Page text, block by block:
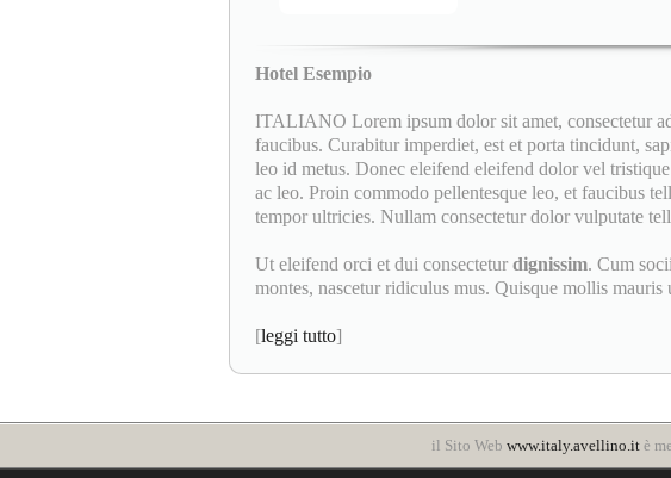
Hotel Esempio
ITALIANO Lorem ipsum dolor sit amet, consectetur
faucibus. Curabitur imperdiet, est et porta tincidunt,
leo id metus. Donec eleifend eleifend dolor vel
ac leo. Proin commodo pellentesque leo, et faucibus
tempor ultricies. Nullam consectetur dolor vulputate
Ut eleifend orci et dui consectetur dignissim. Cum
montes, nascetur ridiculus mus. Quisque mollis
[leggi tutto]
il Sito Web www.italy.avellino.itè